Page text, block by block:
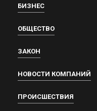
БИЗНЕС
ОБЩЕСТВО
ЗАКОН
НОВОСТИ КОМПАНИЙ
ПРОИСШЕСТВИЯ